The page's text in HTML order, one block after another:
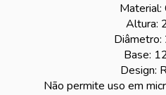
Material:
Altura:
Diâmetro:
Base:
Design:
Não permite uso em